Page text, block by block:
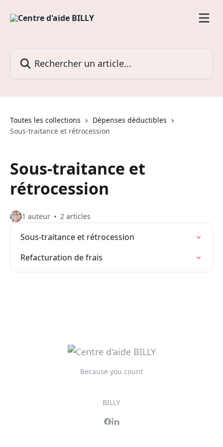
Toutes les collections
Dépenses déductibles
Sous-traitance et rétrocession
Sous-traitance et
rétrocession
1 auteur 2 articles
Sous-traitance et rétrocession
Refacturation de frais
Because you count
BILLY